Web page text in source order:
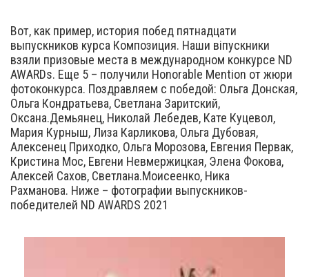
Вот, как пример, история побед пятнадцати
выпускников курса Композиция. Наши віпускники
взяли призовые места в международном конкурсе ND
AWARDs. Еще 5 – получили Honorable Mention от жюри
фотоконкурса. Поздравляем с победой: Ольга Донская,
Ольга Кондратьева, Светлана Заритский,
Оксана.Демьянец, Николай Лебедев, Кате Куцевол,
Мария Курныш, Лиза Карликова, Ольга Дубовая,
Алексенец Приходко, Ольга Морозова, Евгения Первак,
Кристина Мос, Евгени Невмержицкая, Элена Фокова,
Алексей Сахов, Светлана.Моисеенко, Ника
Рахманова. Ниже – фотографии выпускников-
победителей ND AWARDS 2021